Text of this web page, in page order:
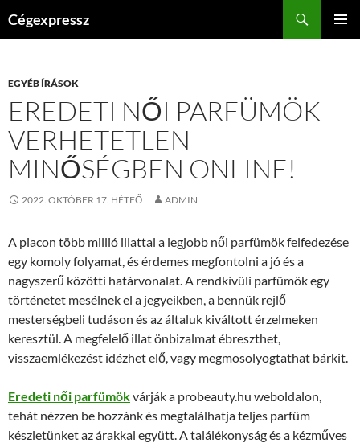
Cégexpressz
EGYÉB ÍRÁSOK
EREDETI NŐI PARFÜMÖK
VERHETETLEN
MINŐSÉGBEN ONLINE!
2022. OKTÓBER 17. HÉTFŐ ADMIN
A piacon több millió illattal a legjobb női parfümök felfedezése
egy komoly folyamat, és érdemes megfontolni a jó és a
nagyszerű közötti határvonalat. A rendkívüli parfümök egy
történetet mesélnek el a jegyeikben, a bennük rejlő
mesterségbeli tudáson és az általuk kiváltott érzelmeken
keresztül. A megfelelő illat önbizalmat ébreszthet,
visszaemlékezést idézhet elő, vagy megmosolyogtathat bárkit.
Eredeti női parfümökvárják a probeauty.hu weboldalon,
tehát nézzen be hozzánk és megtalálhatja teljes parfüm
készletünket az árakkal együtt. A találékonyság és a kézműves